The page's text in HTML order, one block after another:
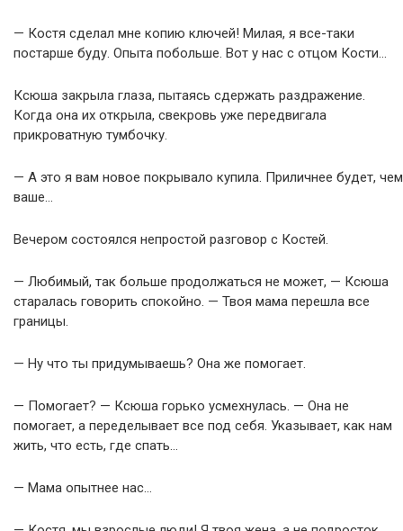
— Костя сделал мне копию ключей! Милая, я все-таки
постарше буду. Опыта побольше. Вот у нас с отцом Кости…
Ксюша закрыла глаза, пытаясь сдержать раздражение.
Когда она их открыла, свекровь уже передвигала
прикроватную тумбочку.
— А это я вам новое покрывало купила. Приличнее будет, чем
ваше…
Вечером состоялся непростой разговор с Костей.
— Любимый, так больше продолжаться не может, — Ксюша
старалась говорить спокойно. — Твоя мама перешла все
границы.
— Ну что ты придумываешь? Она же помогает.
— Помогает? — Ксюша горько усмехнулась. — Она не
помогает, а переделывает все под себя. Указывает, как нам
жить, что есть, где спать…
— Мама опытнее нас…